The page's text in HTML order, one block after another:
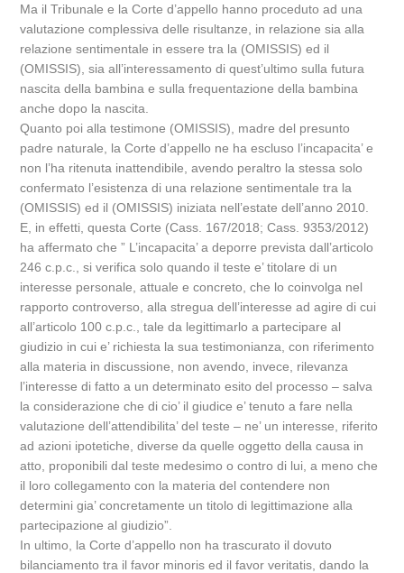
Ma il Tribunale e la Corte d’appello hanno proceduto ad una
valutazione complessiva delle risultanze, in relazione sia alla
relazione sentimentale in essere tra la (OMISSIS) ed il
(OMISSIS), sia all’interessamento di quest’ultimo sulla futura
nascita della bambina e sulla frequentazione della bambina
anche dopo la nascita.
Quanto poi alla testimone (OMISSIS), madre del presunto
padre naturale, la Corte d’appello ne ha escluso l’incapacita’ e
non l’ha ritenuta inattendibile, avendo peraltro la stessa solo
confermato l’esistenza di una relazione sentimentale tra la
(OMISSIS) ed il (OMISSIS) iniziata nell’estate dell’anno 2010.
E, in effetti, questa Corte (Cass. 167/2018; Cass. 9353/2012)
ha affermato che ” L’incapacita’ a deporre prevista dall’articolo
246 c.p.c., si verifica solo quando il teste e’ titolare di un
interesse personale, attuale e concreto, che lo coinvolga nel
rapporto controverso, alla stregua dell’interesse ad agire di cui
all’articolo 100 c.p.c., tale da legittimarlo a partecipare al
giudizio in cui e’ richiesta la sua testimonianza, con riferimento
alla materia in discussione, non avendo, invece, rilevanza
l’interesse di fatto a un determinato esito del processo – salva
la considerazione che di cio’ il giudice e’ tenuto a fare nella
valutazione dell’attendibilita’ del teste – ne’ un interesse, riferito
ad azioni ipotetiche, diverse da quelle oggetto della causa in
atto, proponibili dal teste medesimo o contro di lui, a meno che
il loro collegamento con la materia del contendere non
determini gia’ concretamente un titolo di legittimazione alla
partecipazione al giudizio”.
In ultimo, la Corte d’appello non ha trascurato il dovuto
bilanciamento tra il favor minoris ed il favor veritatis, dando la